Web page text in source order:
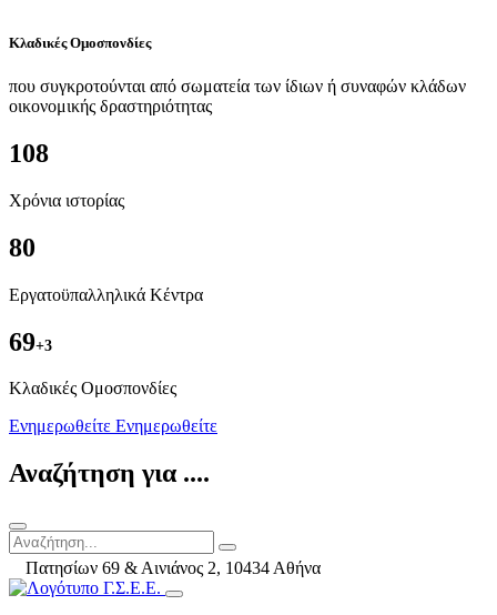
Κλαδικές Ομοσπονδίες
που συγκροτούνται από σωματεία των ίδιων ή συναφών κλάδων
οικονομικής δραστηριότητας
108
Χρόνια ιστορίας
80
Εργατοϋπαλληλικά Κέντρα
69+3
Kλαδικές Ομοσπονδίες
Ενημερωθείτε Ενημερωθείτε
Αναζήτηση για ....
Πατησίων 69 & Αινιάνος 2, 10434 Αθήνα